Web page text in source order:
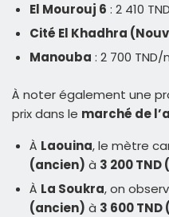
El Mourouj 6 : 2 410
Cité El Khadhra
Manouba : 2 700 TND/
À noter également une
prix dans le marché de
À Laouina, le mètre
(ancien) à 3 200
À La Soukra, on
(ancien) à 3 600